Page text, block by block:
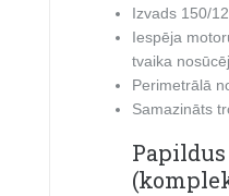
Izvads 150/
Iespēja
tvaika
Perimetrālā
Samazināts